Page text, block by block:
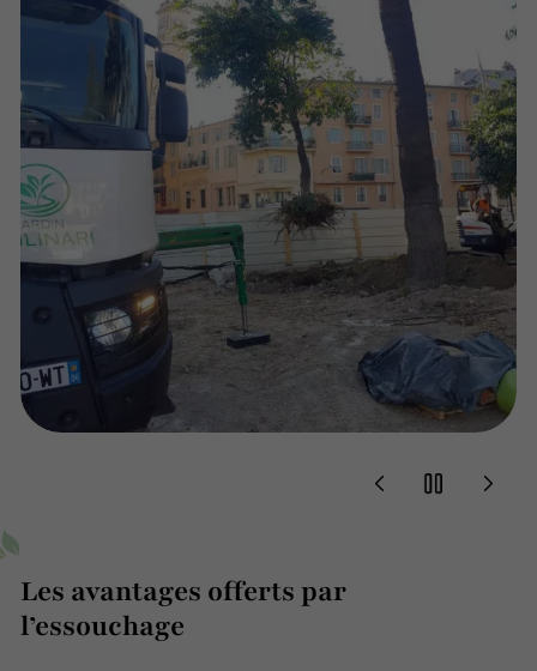
Les avantages offerts par
l’essouchage